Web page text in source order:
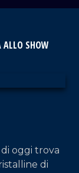
ALLO SHOW
oggi trova
di